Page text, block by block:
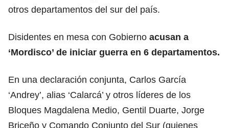
otros departamentos del sur del país.
Disidentes en mesa con Gobierno acusan a
‘Mordisco’ de iniciar guerra en 6 departamentos.
En una declaración conjunta, Carlos García
‘Andrey’, alias ‘Calarcá’ y otros líderes de los
Bloques Magdalena Medio, Gentil Duarte, Jorge
Briceño y Comando Conjunto del Sur (quienes